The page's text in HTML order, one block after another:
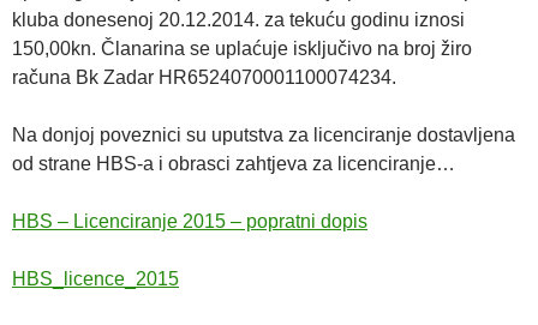
kluba donesenoj 20.12.2014. za tekuću godinu iznosi
150,00kn. Članarina se uplaćuje isključivo na broj žiro
računa Bk Zadar HR6524070001100074234.
Na donjoj poveznici su uputstva za licenciranje dostavljena
od strane HBS-a i obrasci zahtjeva za licenciranje…
HBS – Licenciranje 2015 – popratni dopis
HBS_licence_2015